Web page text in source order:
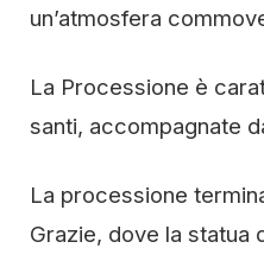
un’atmosfera
La Processione è
santi, accompagnate
La processione
Grazie, dove la statua